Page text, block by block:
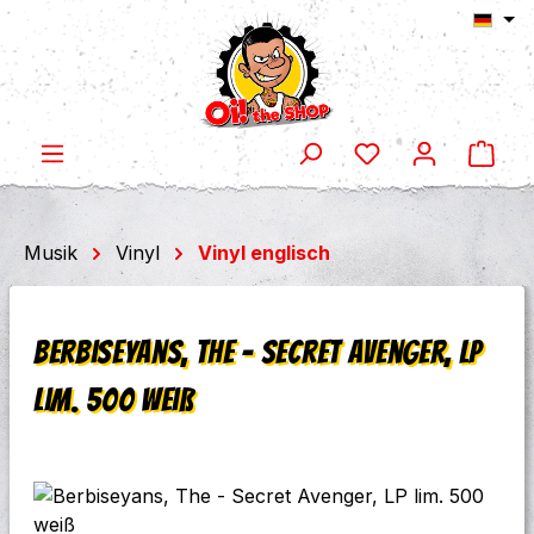
Zum Hauptinhalt springen
Musik Vinyl Vinyl englisch
Berbiseyans, The - Secret Avenger, LP
lim. 500 weiß
Bildergalerie überspringen